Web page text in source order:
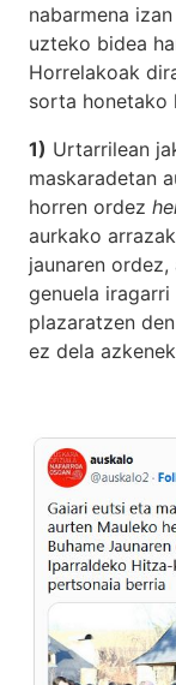
nabarmena
uzteko bidea
Horrelakoak
sorta honetako
1) Urtarrilean
maskaradetan
horren ordez
aurkako
jaunaren ordez,
genuela
plazaratzen
ez dela